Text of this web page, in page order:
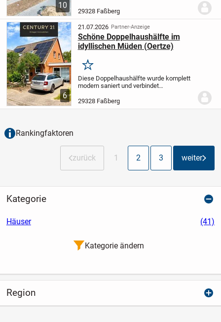
10
hochwertige Doppelhaushälfte überzeugt
bereits auf den ersten Blick mit ihrer
modernen...
29328 Faßberg
6
21.07.2026 Partner-Anzeige
Schöne Doppelhaushälfte im
idyllischen Müden (Oertze)
Merken
Diese Doppelhaushälfte wurde komplett
modern saniert und verbindet
stilvollen Gesamtbild. Mit Liebe zum
Detail geplant, präsentiert sich die
29328 Faßberg
Rankingfaktoren
zurück 1 2 3 weiter
Kategorie
Häuser (41)
Kategorie ändern
Region